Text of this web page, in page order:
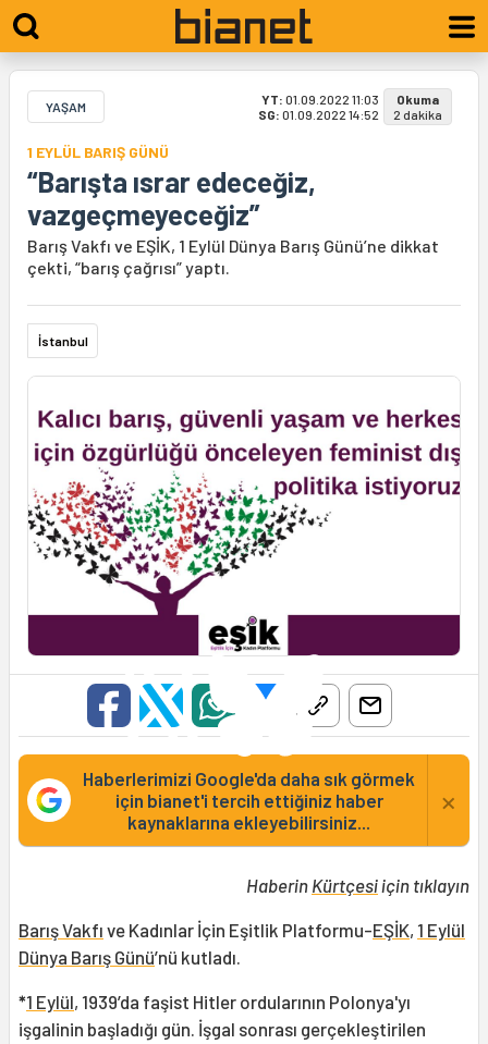
YAŞAM YT: 01.09.2022 11:03
SG: 01.09.2022 14:52
Okuma
2 dakika
1 EYLÜL BARIŞ GÜNÜ
“Barışta ısrar edeceğiz,
vazgeçmeyeceğiz”
Barış Vakfı ve EŞİK, 1 Eylül Dünya Barış Günü’ne dikkat
çekti, “barış çağrısı” yaptı.
İstanbul
Haberlerimizi Google'da daha sık görmek
için bianet'i tercih ettiğiniz haber
kaynaklarına ekleyebilirsiniz...
×
Haberin Kürtçesiiçin tıklayın
Barış Vakfı ve Kadınlar İçin Eşitlik Platformu-EŞİK, 1 Eylül
Dünya Barış Günü’nü kutladı.
*1 Eylül, 1939’da faşist Hitler ordularının Polonya'yı
işgalinin başladığı gün. İşgal sonrası gerçekleştirilen